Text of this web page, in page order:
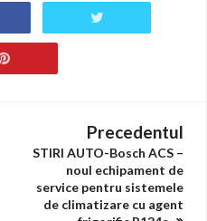
Precedentul
STIRI AUTO-Bosch ACS –
noul echipament de
service pentru sistemele
de climatizare cu agent